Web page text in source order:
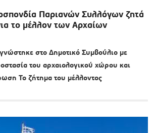
Παριανών Συλλόγων ζητά
το μέλλον των Αρχαίων
στο Δημοτικό Συμβούλιο με
του αρχαιολογικού χώρου και
Το ζήτημα του μέλλοντος